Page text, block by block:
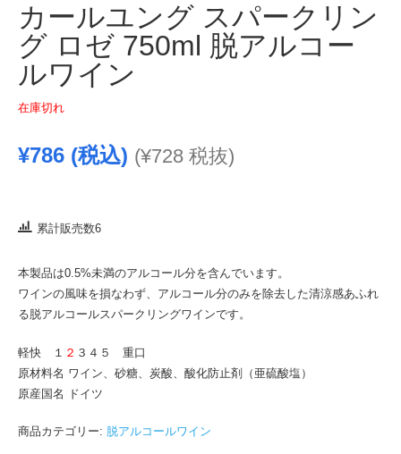
カールユング スパークリン
グ ロゼ 750ml 脱アルコー
ルワイン
在庫切れ
¥786 (税込) (¥728 税抜)
累計販売数6
本製品は0.5%未満のアルコール分を含んでいます。
ワインの風味を損なわず、アルコール分のみを除去した清涼感あふれ
る脱アルコールスパークリングワインです。
軽快 １ ２ ３４５ 重口
原材料名 ワイン、砂糖、炭酸、酸化防止剤（亜硫酸塩）
原産国名 ドイツ
商品カテゴリー: 脱アルコールワイン